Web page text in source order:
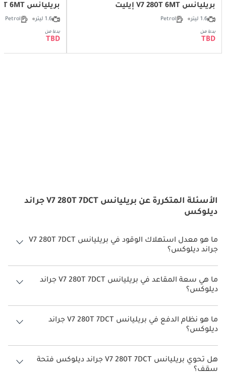
بريليانس V7 280T 6MT إيليت
1.6 ليتر Petrol
بدءا من
TBD
بريليانس V7 280T 6MT ديلوكس
1.6 ليتر Petrol
بدءا من
TBD
الأسئلة المتكررة عن بريليانس V7 280T 7DCT جراند
ديلوكس
ما هو معدل استهلاك الوقود في بريليانس V7 280T 7DCT
جراند ديلوكس؟
يبلغ معدل استهلاك الوقود المقترح من الشركة المصنعة لسيارة بريليانس
V7 2026 من 10 كم/ليتر.
ما هي سعة المقاعد في بريليانس V7 280T 7DCT جراند
ديلوكس؟
تتسع بريليانس V7 280T 7DCT جراند ديلوكس لأ 5 أشخاص.
ما هو نظام الدفع في بريليانس V7 280T 7DCT جراند
ديلوكس؟
نظام الدفع في بريليانس V7 Front Wheel Drive 280T 7DCT جراند ديلوكس.
هل تحوي بريليانس V7 280T 7DCT جراند ديلوكس فتحة
سقف؟